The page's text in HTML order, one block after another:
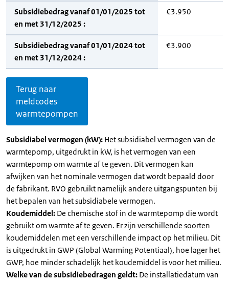
Subsidiebedrag vanaf 01/01/2025 tot
en met 31/12/2025 :
€3.950
Subsidiebedrag vanaf 01/01/2024 tot
en met 31/12/2024 :
€3.900
Terug naar
meldcodes
warmtepompen
Subsidiabel vermogen (kW): Het subsidiabel vermogen van de
warmtepomp, uitgedrukt in kW, is het vermogen van een
warmtepomp om warmte af te geven. Dit vermogen kan
afwijken van het nominale vermogen dat wordt bepaald door
de fabrikant. RVO gebruikt namelijk andere uitgangspunten bij
het bepalen van het subsidiabele vermogen.
Koudemiddel: De chemische stof in de warmtepomp die wordt
gebruikt om warmte af te geven. Er zijn verschillende soorten
koudemiddelen met een verschillende impact op het milieu. Dit
is uitgedrukt in GWP (Global Warming Potentiaal), hoe lager het
GWP, hoe minder schadelijk het koudemiddel is voor het milieu.
Welke van de subsidiebedragen geldt: De installatiedatum van